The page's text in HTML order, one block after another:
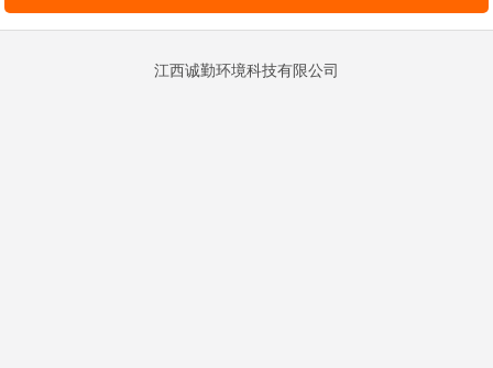
江西诚勤环境科技有限公司